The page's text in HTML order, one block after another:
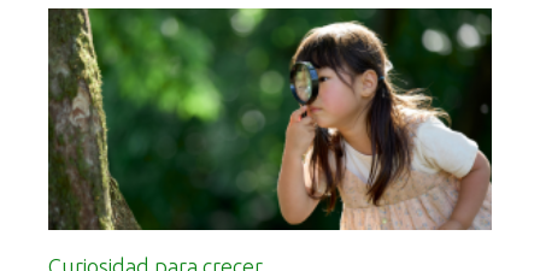
Curiosidad para crecer